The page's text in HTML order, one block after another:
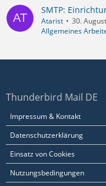
SMTP:
Atarist
30.
Allgemeines
Thunderbird Mail DE
Impressum & Kontakt
Datenschutzerklärung
Einsatz von Cookies
Nutzungsbedingungen